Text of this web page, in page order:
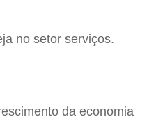
no setor serviços.
da economia